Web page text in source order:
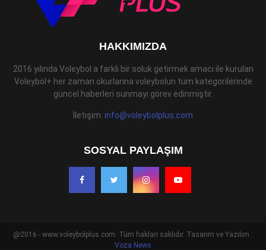
HAKKIMIZDA
2016 yılında Voleybol a farklı bir soluk getirmek amacı ile kurulan
Voleybol+ her zaman okurlarına voleybolun tüm kategorilerinde
güncel haberleri sunmayı görev edinmiştir.
İletişim: info@voleybolplus.com
SOSYAL PAYLAŞIM
@2016 - www.voleybolplus.com. Tüm hakları saklıdır. Tasarım ve Yazılım :
Voza News